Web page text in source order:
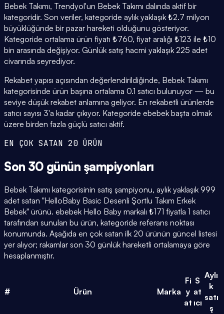
Bebek Takımı, Trendyol'un Bebek Takımı dalında aktif bir
kategoridir. Son veriler, kategoride aylık yaklaşık ₺2.7 milyon
büyüklüğünde bir pazar hareketi olduğunu gösteriyor.
Kategoride ortalama ürün fiyatı ₺760, fiyat aralığı ₺123 ile ₺10
bin arasında değişiyor. Günlük satış hacmi yaklaşık 225 adet
civarında seyrediyor.
Rekabet yapısı açısından değerlendirildiğinde, Bebek Takımı
kategorisinde ürün başına ortalama 0.1 satıcı bulunuyor — bu
seviye düşük rekabet anlamına geliyor. En rekabetli ürünlerde
satıcı sayısı 3'a kadar çıkıyor. Kategoride ebebek başta olmak
üzere birden fazla güçlü satıcı aktif.
EN ÇOK SATAN 20 ÜRÜN
Son 30 günün şampiyonları
Bebek Takımı kategorisinin satış şampiyonu, aylık yaklaşık 999
adet satan "HelloBaby Basic Desenli Şortlu Takım Erkek
Bebek" ürünü. ebebek Hello Baby markalı ₺171 fiyatla 1 satıcı
tarafından sunulan bu ürün, kategoride referans noktası
konumunda. Aşağıda en çok satan ilk 20 ürünün güncel listesi
yer alıyor; rakamlar son 30 günlük hareketli ortalamaya göre
hesaplanmıştır.
# Ürün Marka
Fi
y
at
S
at
ıcı
Aylı
k
satı
ş